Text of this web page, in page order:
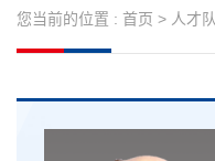
您当前的位置 : 首页 > 人才